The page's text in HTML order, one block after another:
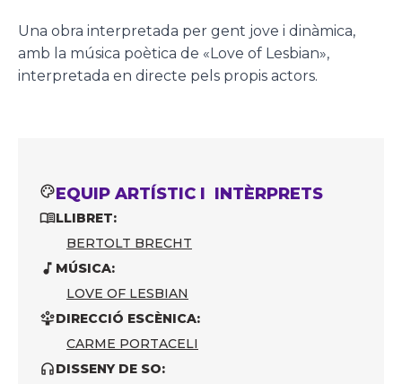
Una obra interpretada per gent jove i dinàmica,
amb la música poètica de «Love of Lesbian»,
interpretada en directe pels propis actors.
EQUIP ARTÍSTIC I INTÈRPRETS
LLIBRET:
BERTOLT BRECHT
MÚSICA:
LOVE OF LESBIAN
DIRECCIÓ ESCÈNICA:
CARME PORTACELI
DISSENY DE SO: